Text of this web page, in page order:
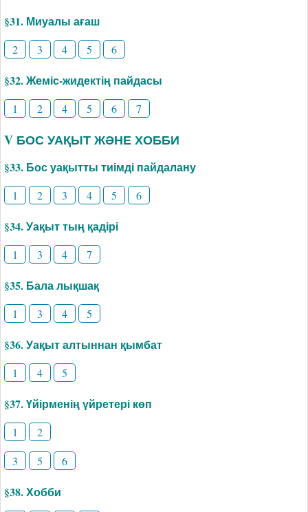
§31. Миуалы ағаш
2 3 4 5 6
§32. Жеміс-жидектің пайдасы
1 2 4 5 6 7
V БОС УАҚЫТ ЖӘНЕ ХОББИ
§33. Бос уақытты тиімді пайдалану
1 2 3 4 5 6
§34. Уақыт тың қадірі
1 3 4 7
§35. Бала лықшақ
1 3 4 5
§36. Уақыт алтыннан қымбат
1 4 5
§37. Үйірменің үйретері көп
1
2
3
5 6
§38. Хобби